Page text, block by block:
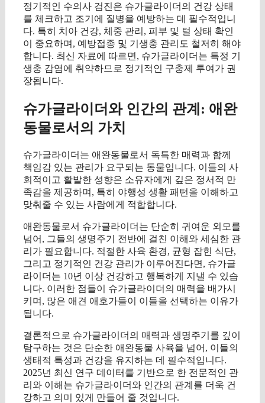
정기적인 수의사 검진은 슈가글라이더의 건강 상태
를 체크하고 조기에 질병을 예방하는 데 필수적입니
다. 특히 치아 건강, 체중 관리, 피부 및 털 상태 확인
이 중요하며, 예방접종 및 기생충 관리도 철저히 해야
합니다. 최신 자료에 따르면, 슈가글라이더는 특정 기
생충 감염에 취약하므로 정기적인 구충제 투여가 권
장됩니다.
슈가글라이더와 인간의 관계: 애완
동물로서의 가치
슈가글라이더는 애완동물로서 독특한 매력과 함께
책임감 있는 관리가 요구되는 동물입니다. 이들의 사
회적이고 활발한 성향은 소유자에게 깊은 정서적 만
족감을 제공하며, 특히 야행성 생활 패턴을 이해하고
맞춰줄 수 있는 사람에게 적합합니다.
애완동물로서 슈가글라이더는 단순히 귀여운 외모를
넘어, 그들의 생명주기 전반에 걸친 이해와 세심한 관
리가 필요합니다. 적절한 사육 환경, 균형 잡힌 식단,
그리고 정기적인 건강 관리가 이루어진다면, 슈가글
라이더는 10년 이상 건강하고 행복하게 지낼 수 있습
니다. 이러한 점들이 슈가글라이더의 매력을 배가시
키며, 많은 애견 애호가들이 이들을 선택하는 이유가
됩니다.
결론적으로 슈가글라이더의 매력과 생명주기를 깊이
탐구하는 것은 단순한 애완동물 사육을 넘어, 이들의
생태적 특성과 건강을 유지하는 데 필수적입니다.
2025년 최신 연구 데이터를 기반으로 한 전문적인 관
리와 이해는 슈가글라이더와 인간의 관계를 더욱 건
강하고 의미 있게 만들어 줄 것입니다.